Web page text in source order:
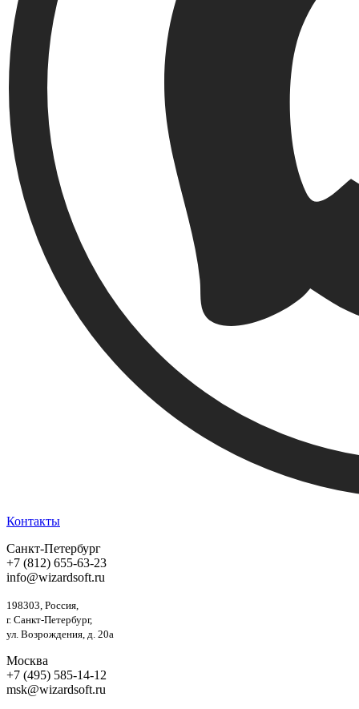
Контакты
Санкт-Петербург
+7 (812) 655-63-23
info@wizardsoft.ru
198303, Россия,
г. Санкт-Петербург,
ул. Возрождения, д. 20а
Москва
+7 (495) 585-14-12
msk@wizardsoft.ru